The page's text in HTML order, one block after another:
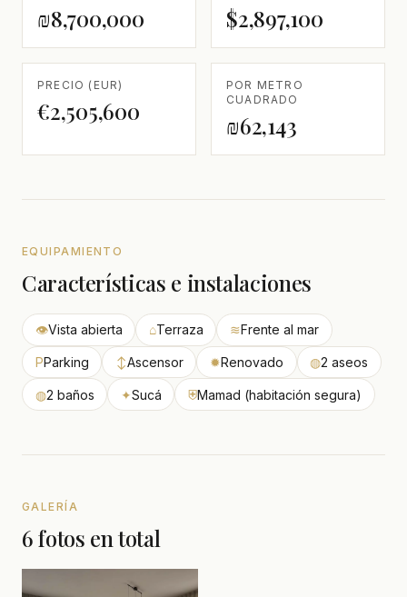
₪8,700,000 $2,897,100
PRECIO (EUR)
€2,505,600
POR METRO
CUADRADO
₪62,143
EQUIPAMIENTO
Características e instalaciones
👁Vista abierta ⌂Terraza ≋Frente al mar
PParking ↕Ascensor ✹Renovado ◍2 aseos
◍2 baños ✦Sucá ⛨Mamad (habitación segura)
GALERÍA
6 fotos en total